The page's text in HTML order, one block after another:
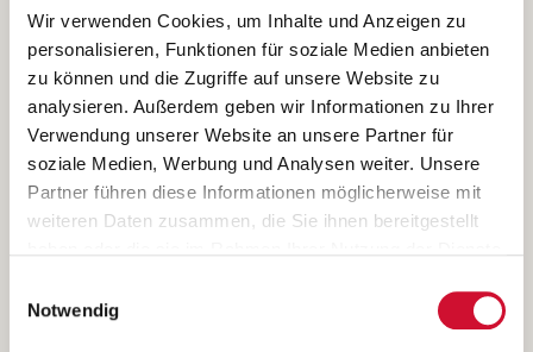
Wir verwenden Cookies, um Inhalte und Anzeigen zu
personalisieren, Funktionen für soziale Medien anbieten
zu können und die Zugriffe auf unsere Website zu
analysieren. Außerdem geben wir Informationen zu Ihrer
Verwendung unserer Website an unsere Partner für
soziale Medien, Werbung und Analysen weiter. Unsere
Partner führen diese Informationen möglicherweise mit
weiteren Daten zusammen, die Sie ihnen bereitgestellt
Wenn Sie auf „Cookies zulassen“ klicken, so stimmen
Sie der Speicherung sämtlicher Cookies zu. Sie können
Notwendig
Ich bin damit einverstanden, dass meine personenbezogenen Daten
ausschließlich zum Zweck der Durchführung der Kontaktanfrage
verarbeitet, auf IT- Systemen der Garitz Bewirtschaftungsbetriebe
GmbH, Heinrich-von-Kleist-Straße 2, 97688 Bad Kissingen
(Betreiber) gespeichert und an die für das Stellenangebot
verantwortliche Stelle zur Kontaktaufnahme weitergegeben
werden.
Diese Einwilligungserklärung kann ich jederzeit gegenüber dem
Weitere Details können Sie der
entnehmen.